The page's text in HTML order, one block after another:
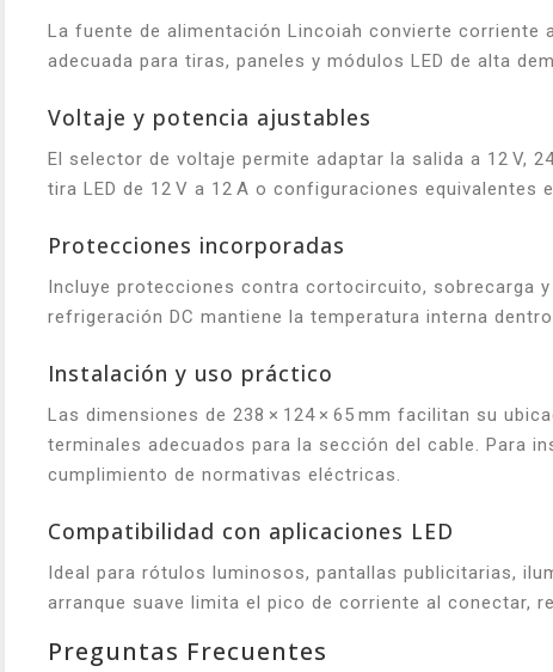
La fuente de alimentación Lincoiah convierte corriente
adecuada para tiras, paneles y módulos LED de alta
Voltaje y potencia ajustables
El selector de voltaje permite adaptar la salida a 12 V,
tira LED de 12 V a 12 A o configuraciones
Protecciones incorporadas
Incluye protecciones contra cortocircuito, sobrecarga
refrigeración DC mantiene la temperatura interna
Instalación y uso práctico
Las dimensiones de 238 × 124 × 65 mm facilitan su
terminales adecuados para la sección del cable. Para
cumplimiento de normativas eléctricas.
Compatibilidad con aplicaciones LED
Ideal para rótulos luminosos, pantallas publicitarias,
arranque suave limita el pico de corriente al conectar,
Preguntas Frecuentes